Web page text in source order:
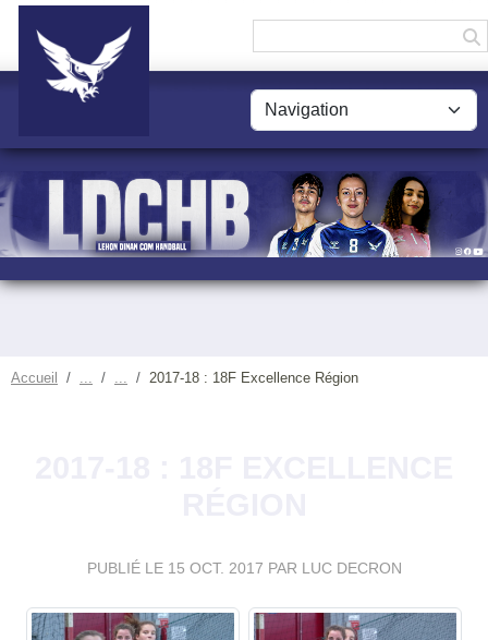
Accueil 2017-18 : 18F Excellence Région
PUBLIÉ LE 15 OCT. 2017 PAR LUC DECRON